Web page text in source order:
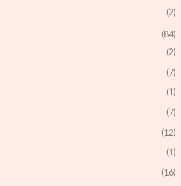
(2)
(84)
(2)
(7)
(1)
(7)
(12)
(1)
(16)